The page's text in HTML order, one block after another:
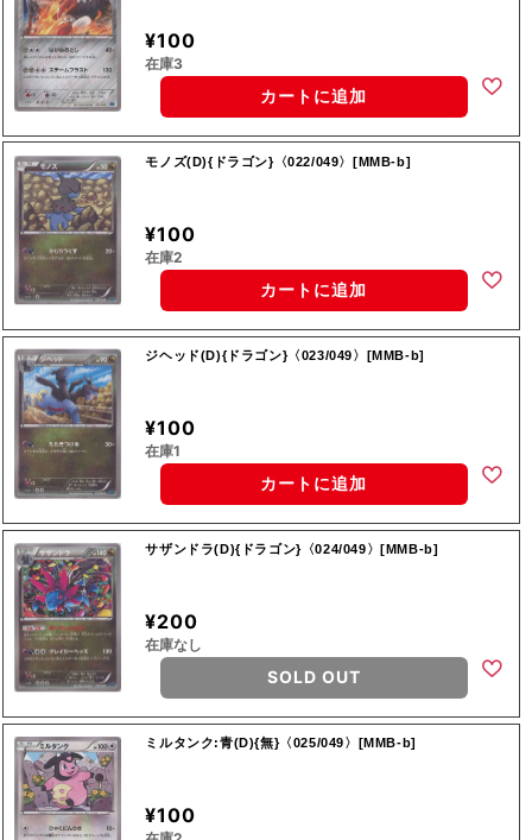
¥100
在庫3
カートに追加
モノズ(D){ドラゴン}〈022/049〉[MMB-b]
¥100
在庫2
カートに追加
ジヘッド(D){ドラゴン}〈023/049〉[MMB-b]
¥100
在庫1
カートに追加
サザンドラ(D){ドラゴン}〈024/049〉[MMB-b]
¥200
在庫なし
SOLD OUT
ミルタンク:青(D){無}〈025/049〉[MMB-b]
¥100